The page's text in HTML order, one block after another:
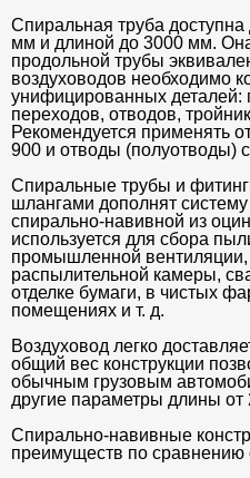
Спиральная труба
мм и длиной до 3000 мм.
продольной трубы
воздуховодов необходимо
унифицированных деталей:
переходов, отводов,
Рекомендуется применять
900 и отводы (полуотводы)
Спиральные трубы и
шлангами дополнят
спирально-навивной из
используется для сбора
промышленной
распылительной камеры,
отделке бумаги, в чистых
помещениях и т. д.
Воздуховод легко
общий вес конструкции
обычным грузовым
другие параметры длины
Спирально-навивные
преимуществ по